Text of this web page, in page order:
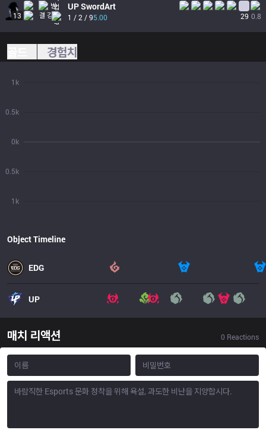
13
UPSwordArt
1 / 2 / 95.00 29 0.8
경험치
1k
0.5k
0k
0.5k
1k
Object Timeline
EDG
UP
매치 리액션 0 Reactions